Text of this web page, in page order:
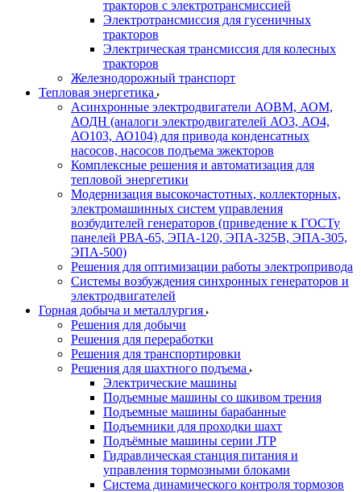
тракторов с электротрансмиссией
Электротрансмиссия для гусеничных
тракторов
Электрическая трансмиссия для колесных
тракторов
Железнодорожный транспорт
Тепловая энергетика
Асинхронные электродвигатели АОВМ, АОМ,
АОДН (аналоги электродвигателей АО3, АО4,
АО103, АО104) для привода конденсатных
насосов, насосов подъема эжекторов
Комплексные решения и автоматизация для
тепловой энергетики
Модернизация высокочастотных, коллекторных,
электромашинных систем управления
возбудителей генераторов (приведение к ГОСТу
панелей РВА-65, ЭПА-120, ЭПА-325В, ЭПА-305,
ЭПА-500)
Решения для оптимизации работы электропривода
Системы возбуждения синхронных генераторов и
электродвигателей
Горная добыча и металлургия
Решения для добычи
Решения для переработки
Решения для транспортировки
Решения для шахтного подъема
Электрические машины
Подъемные машины со шкивом трения
Подъемные машины барабанные
Подъемники для проходки шахт
Подъёмные машины серии JTP
Гидравлическая станция питания и
управления тормозными блоками
Система динамического контроля тормозов